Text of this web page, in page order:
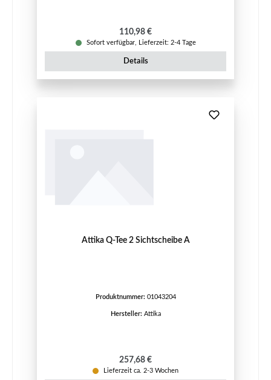
Regulärer Preis:
110,98 €
Sofort verfügbar, Lieferzeit: 2-4 Tage
Details
Attika Q-Tee 2 Sichtscheibe A
Produktnummer: 01043204
Hersteller: Attika
Regulärer Preis:
257,68 €
Lieferzeit ca. 2-3 Wochen